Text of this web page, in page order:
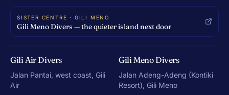
SISTER CENTRE · GILI MENO
Gili Meno Divers — the quieter island next door
Gili Air Divers
Jalan Pantai, west coast, Gili
Air
Gili Meno Divers
Jalan Adeng-Adeng (Kontiki
Resort), Gili Meno